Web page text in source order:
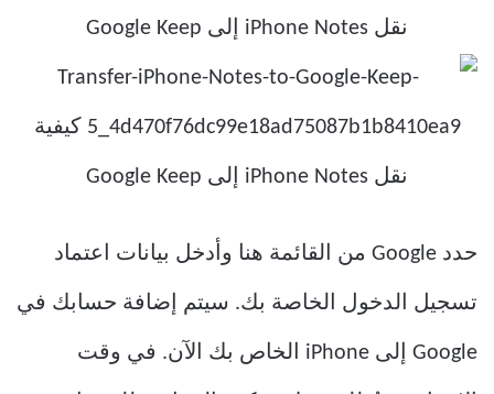
حدد Google من القائمة هنا وأدخل بيانات اعتماد
تسجيل الدخول الخاصة بك. سيتم إضافة حسابك في
Google إلى iPhone الخاص بك الآن. في وقت